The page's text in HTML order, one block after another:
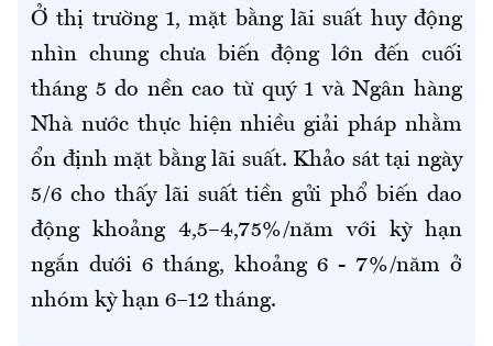
Ở thị trường 1, mặt bằng lãi suất huy động
nhìn chung chưa biến động lớn đến cuối
tháng 5 do nền cao từ quý 1 và Ngân hàng
Nhà nước thực hiện nhiều giải pháp nhằm
ổn định mặt bằng lãi suất. Khảo sát tại ngày
5/6 cho thấy lãi suất tiền gửi phổ biến dao
động khoảng 4,5–4,75%/năm với kỳ hạn
ngắn dưới 6 tháng, khoảng 6 - 7%/năm ở
nhóm kỳ hạn 6–12 tháng.